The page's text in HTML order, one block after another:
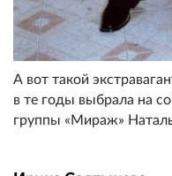
А вот такой
в те годы выбрала на
группы «Мираж»